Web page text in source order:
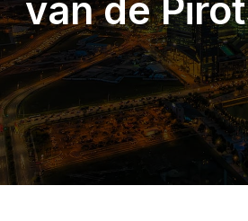
van de